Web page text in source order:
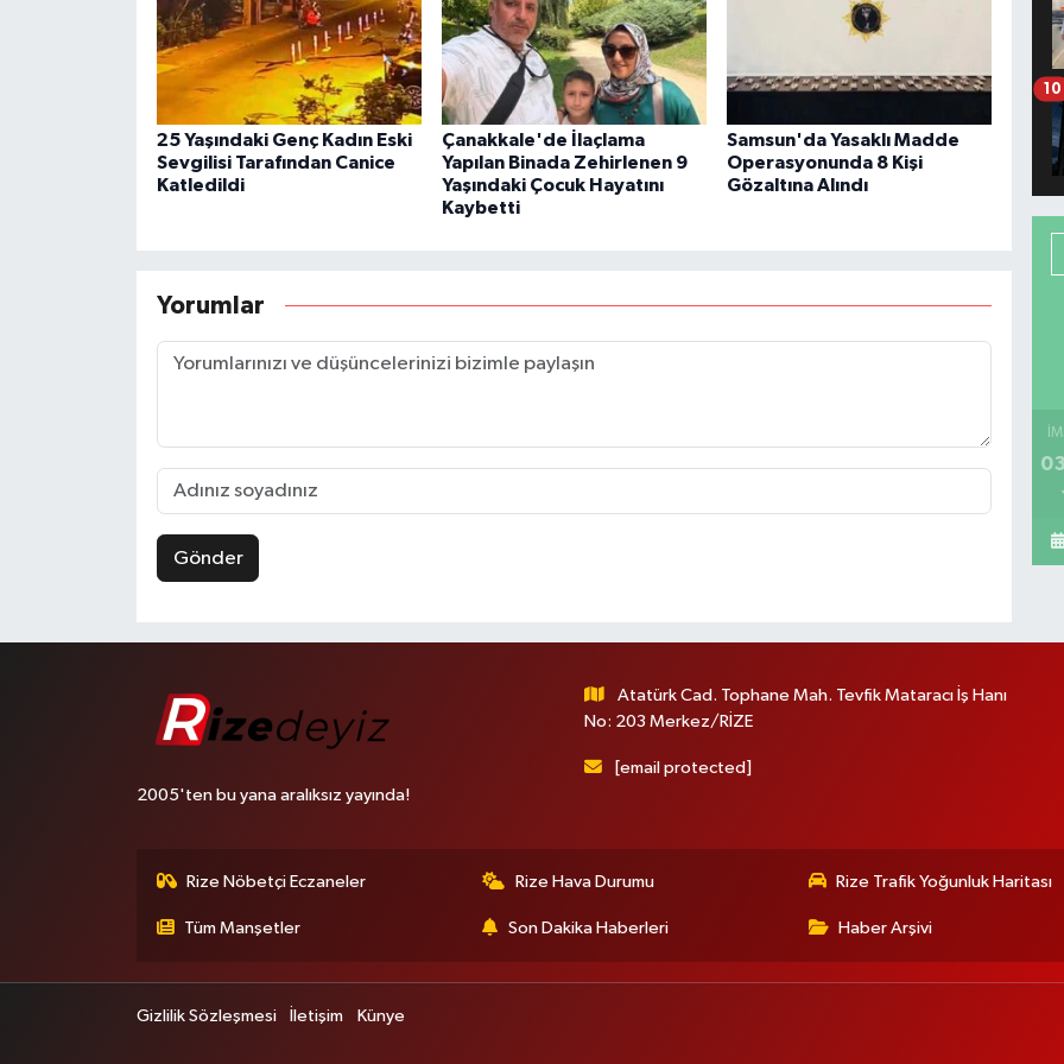
25 Yaşındaki Genç Kadın Eski
Sevgilisi Tarafından Canice
Katledildi
Çanakkale'de İlaçlama
Yapılan Binada Zehirlenen 9
Yaşındaki Çocuk Hayatını
Kaybetti
Samsun'da Yasaklı Madde
Operasyonunda 8 Kişi
Gözaltına Alındı
Yorumlar
Gönder
10
2005'ten bu yana aralıksız yayında!
Atatürk Cad. Tophane Mah. Tevfik Mataracı İş Hanı
No: 203 Merkez/RİZE
[email protected]
Rize Nöbetçi Eczaneler Rize Hava Durumu Rize Trafik Yoğunluk Haritası
Tüm Manşetler Son Dakika Haberleri Haber Arşivi
Gizlilik Sözleşmesi İletişim Künye